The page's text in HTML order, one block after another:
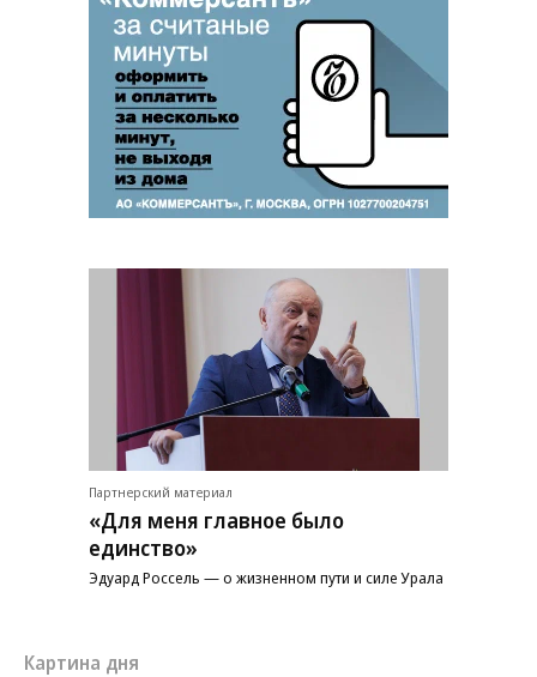
Партнерский материал
«Для меня главное было
единство»
Эдуард Россель — о жизненном пути и силе Урала
Картина дня